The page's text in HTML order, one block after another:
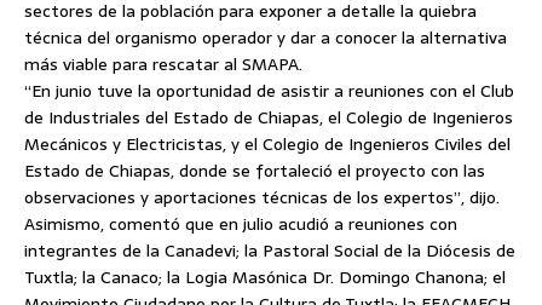
sectores de la población para exponer a detalle la quiebra
técnica del organismo operador y dar a conocer la alternativa
más viable para rescatar al SMAPA.
“En junio tuve la oportunidad de asistir a reuniones con el Club
de Industriales del Estado de Chiapas, el Colegio de Ingenieros
Mecánicos y Electricistas, y el Colegio de Ingenieros Civiles del
Estado de Chiapas, donde se fortaleció el proyecto con las
observaciones y aportaciones técnicas de los expertos”, dijo.
Asimismo, comentó que en julio acudió a reuniones con
integrantes de la Canadevi; la Pastoral Social de la Diócesis de
Tuxtla; la Canaco; la Logia Masónica Dr. Domingo Chanona; el